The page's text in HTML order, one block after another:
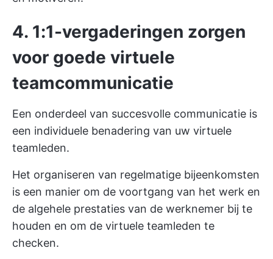
4. 1:1-vergaderingen zorgen
voor goede virtuele
teamcommunicatie
Een onderdeel van succesvolle communicatie is
een individuele benadering van uw virtuele
teamleden.
Het organiseren van regelmatige bijeenkomsten
is een manier om de voortgang van het werk en
de algehele prestaties van de werknemer bij te
houden en om de virtuele teamleden te
checken.